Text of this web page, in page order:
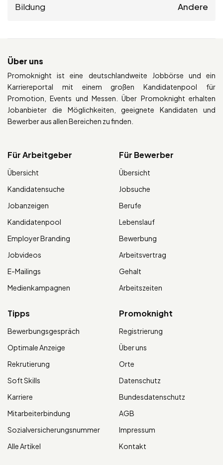
Bildung Andere
Über uns
Promoknight ist eine deutschlandweite Jobbörse und ein
Karriereportal mit einem großen Kandidatenpool für
Promotion, Events und Messen. Über Promoknight erhalten
Jobanbieter die Möglichkeiten, geeignete Kandidaten und
Bewerber aus allen Bereichen zu finden.
Für Arbeitgeber
Übersicht
Kandidatensuche
Jobanzeigen
Kandidatenpool
Employer Branding
Jobvideos
E-Mailings
Medienkampagnen
Für Bewerber
Übersicht
Jobsuche
Berufe
Lebenslauf
Bewerbung
Arbeitsvertrag
Gehalt
Arbeitszeiten
Tipps
Bewerbungsgespräch
Optimale Anzeige
Rekrutierung
Soft Skills
Karriere
Mitarbeiterbindung
Sozialversicherungsnummer
Alle Artikel
Promoknight
Registrierung
Über uns
Orte
Datenschutz
Bundesdatenschutz
AGB
Impressum
Kontakt